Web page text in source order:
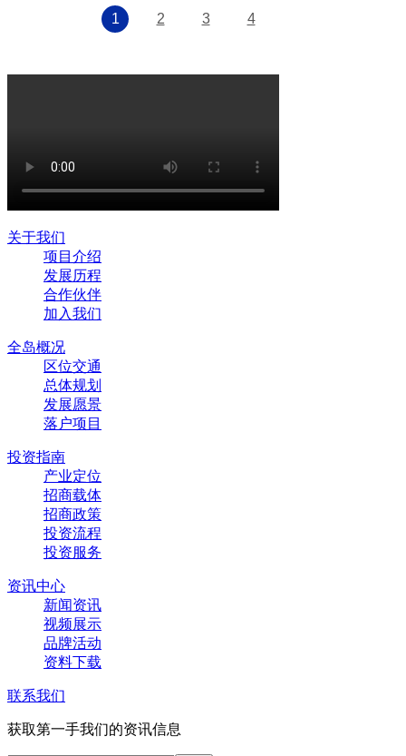
1 2 3 4
关于我们
项目介绍
发展历程
合作伙伴
加入我们
全岛概况
区位交通
总体规划
发展愿景
落户项目
投资指南
产业定位
招商载体
招商政策
投资流程
投资服务
资讯中心
新闻资讯
视频展示
品牌活动
资料下载
联系我们
获取第一手我们的资讯信息